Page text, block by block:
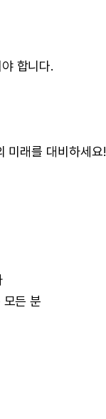
합니다.
미래를 대비하세요!
든 분